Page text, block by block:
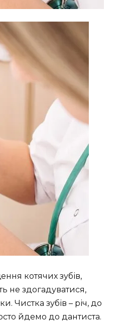
котячих зубів,
не здогадуватися,
Чистка зубів – річ, до
йдемо до дантиста.